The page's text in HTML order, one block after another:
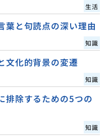
生活
葉と句読点の深い理由
知識
文化的背景の変遷
知識
排除するための5つの
知識